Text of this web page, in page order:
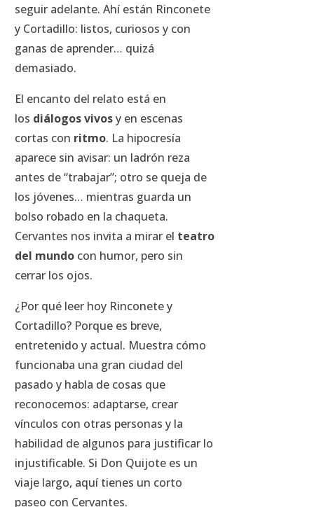
seguir adelante. Ahí están Rinconete
y Cortadillo: listos, curiosos y con
ganas de aprender… quizá
demasiado.
El encanto del relato está en
los diálogos vivosy en escenas
cortas con ritmo. La hipocresía
aparece sin avisar: un ladrón reza
antes de “trabajar”; otro se queja de
los jóvenes… mientras guarda un
bolso robado en la chaqueta.
Cervantes nos invita a mirar el teatro
del mundocon humor, pero sin
cerrar los ojos.
¿Por qué leer hoy Rinconete y
Cortadillo? Porque es breve,
entretenido y actual. Muestra cómo
funcionaba una gran ciudad del
pasado y habla de cosas que
reconocemos: adaptarse, crear
vínculos con otras personas y la
habilidad de algunos para justificar lo
injustificable. Si Don Quijotees un
viaje largo, aquí tienes un corto
paseo con Cervantes.